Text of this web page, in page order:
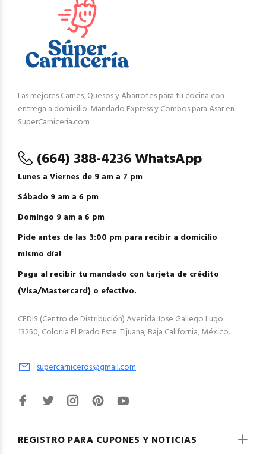
Las mejores Carnes, Quesos y Abarrotes para tu cocina con
entrega a domicilio. Mandado Express y Combos para Asar en
SuperCarniceria.com
(664) 388-4236 WhatsApp
Lunes a Viernes de 9 am a 7 pm
Sábado 9 am a 6 pm
Domingo 9 am a 6 pm
Pide antes de las 3:00 pm para recibir a domicilio
mismo día!
Paga al recibir tu mandado con tarjeta de crédito
(Visa/Mastercard) o efectivo.
CEDIS (Centro de Distribución) Avenida Jose Gallego Lugo
13250, Colonia El Prado Este. Tijuana, Baja California, México.
supercarniceros@gmail.com
REGISTRO PARA CUPONES Y NOTICIAS